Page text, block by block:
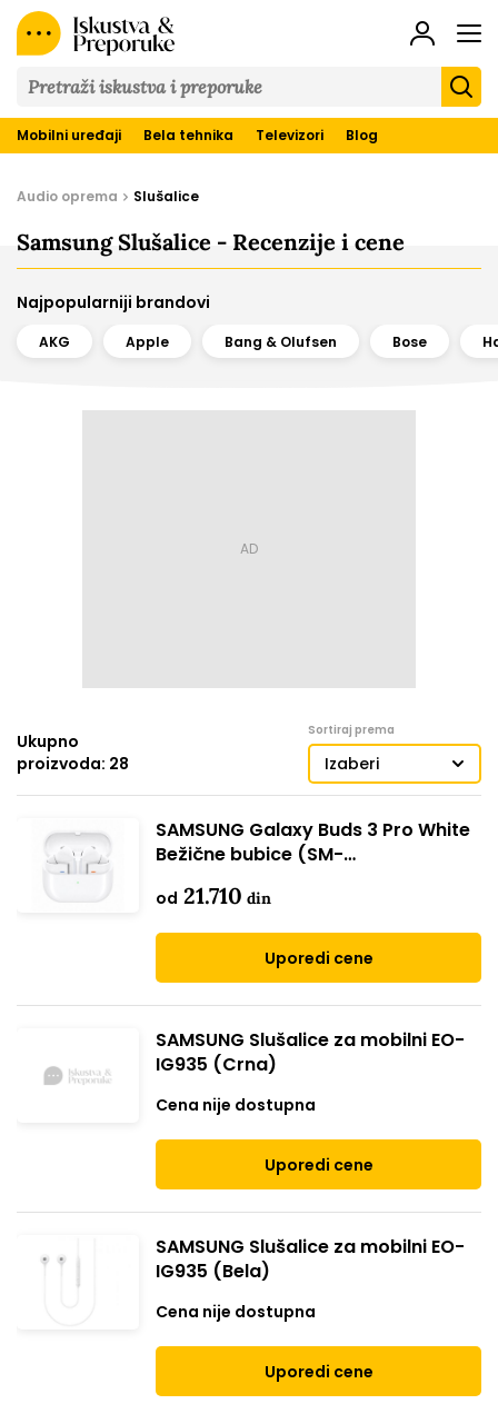
&
Preporuke
Mobilni uređaji Bela tehnika Televizori Blog
Audio oprema Slušalice
Samsung Slušalice - Recenzije i cene
Najpopularniji brandovi
AKG Apple Bang & Olufsen Bose
Ukupno
proizvoda: 28
Sortiraj prema
Izaberi
SAMSUNG Galaxy Buds 3 Pro White
Bežične bubice (SM-
od 21.710 din
Uporedi cene
SAMSUNG Slušalice za mobilni EO-
IG935 (Crna)
Cena nije dostupna
Uporedi cene
SAMSUNG Slušalice za mobilni EO-
IG935 (Bela)
Cena nije dostupna
Uporedi cene